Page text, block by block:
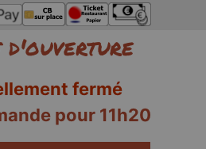
fermé
pour 11h20